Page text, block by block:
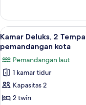
Asap
Rokok,
bathtub
Kamar
Deluks,
1
Tempat
Tidur
Double,
Bebas
Asap
Rokok,
bathtub
Lihat
semua
foto
untuk
Kamar
Deluks,
2
13
Kamar Deluks, 2
pemandangan kota
Pemandangan laut
1 kamar tidur
Kapasitas 2
2 twin